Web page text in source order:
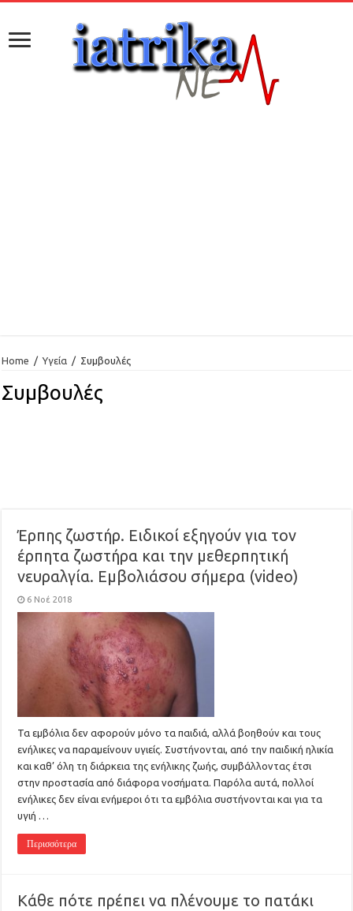
Home / Υγεία / Συμβουλές
Συμβουλές
Έρπης ζωστήρ. Ειδικοί εξηγούν για τον
έρπητα ζωστήρα και την μεθερπητική
νευραλγία. Εμβολιάσου σήμερα (video)
6 Νοέ 2018
Τα εμβόλια δεν αφορούν μόνο τα παιδιά, αλλά βοηθούν και τους
ενήλικες να παραμείνουν υγιείς. Συστήνονται, από την παιδική ηλικία
και καθ’ όλη τη διάρκεια της ενήλικης ζωής, συμβάλλοντας έτσι
στην προστασία από διάφορα νοσήματα. Παρόλα αυτά, πολλοί
ενήλικες δεν είναι ενήμεροι ότι τα εμβόλια συστήνονται και για τα
υγιή …
Περισσότερα
Κάθε πότε πρέπει να πλένουμε το πατάκι